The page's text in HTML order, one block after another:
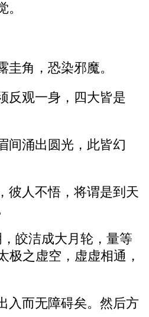
角，恐染邪魔。
反观一身，四大皆是
间涌出圆光，此皆幻
彼人不悟，将谓是到天
皎洁成大月轮，量等
之虚空，虚虚相通，
入而无障碍矣。然后方